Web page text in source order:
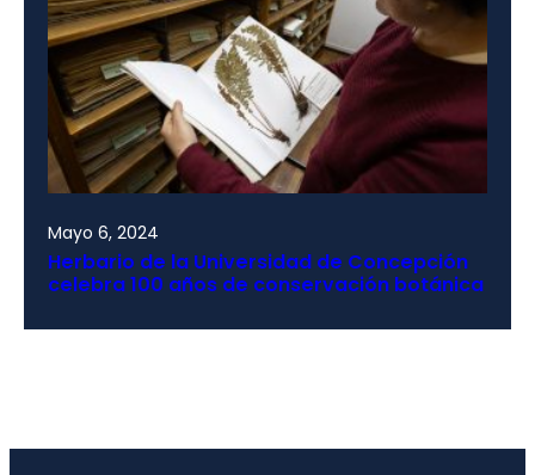
Mayo 6, 2024
Herbario de la Universidad de Concepción
celebra 100 años de conservación botánica